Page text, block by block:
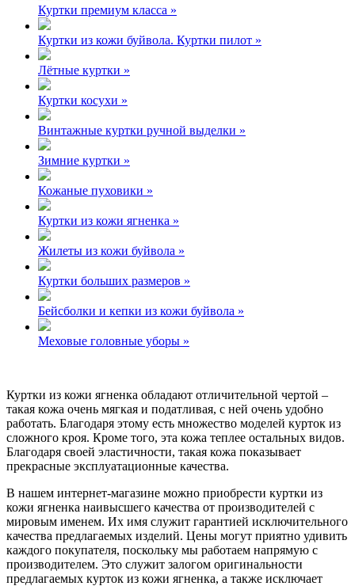
Куртки премиум класса »
Куртки из кожи буйвола. Куртки пилот »
Лётные куртки »
Куртки косухи »
Винтажные куртки ручной выделки »
Зимние куртки »
Кожаные пуховики »
Куртки из кожи ягненка »
Жилеты из кожи буйвола »
Куртки больших размеров »
Бейсболки и кепки из кожи буйвола »
Меховые головные уборы »
Куртки из кожи ягненка обладают отличительной чертой –
такая кожа очень мягкая и податливая, с ней очень удобно
работать. Благодаря этому есть множество моделей курток из
сложного кроя. Кроме того, эта кожа теплее остальных видов.
Благодаря своей эластичности, такая кожа показывает
прекрасные эксплуатационные качества.
В нашем интернет-магазине можно приобрести куртки из
кожи ягненка наивысшего качества от производителей с
мировым именем. Их имя служит гарантией исключительного
качества предлагаемых изделий. Цены могут приятно удивить
каждого покупателя, поскольку мы работаем напрямую с
производителем. Это служит залогом оригинальности
предлагаемых курток из кожи ягненка, а также исключает